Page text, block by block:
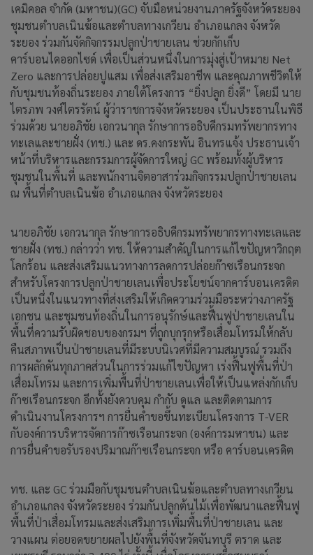
เคมิคอล จำกัด (มหาชน)(GC) จับมือหน่วยงานภาครัฐจังหวัดระยอง
ชุมชนตำบลเนินฆ้อและตำบลทางเกวียน อำเภอแกลง จังหวัด
ระยอง ร่วมกันจัดกิจกรรมปลูกป่าชายเลน ช่วยกักเก็บ
คาร์บอนไดออกไซด์ เพื่อเป็นส่วนหนึ่งในการมุ่งสู่เป้าหมาย Net
Zero และการปล่อยปูแสม เพื่อส่งเสริมอาชีพ และคุณภาพชีวิตให้
กับชุมชนท้องถิ่นระยอง ภายใต้โครงการ “ยิ่งปลูก ยิ่งดี” โดยมี นาย
ไตรภพ วงศ์ไตรรัตน์ ผู้ว่าราชการจังหวัดระยอง เป็นประธานในพิธี
ร่วมด้วย นายอภิชัย เอกวนากุล รักษาการอธิบดีกรมทรัพยากรทาง
ทะเลและชายฝั่ง (ทช.) และ ดร.คงกระพัน อินทรแจ้ง ประธานเจ้า
หน้าที่บริหารและกรรมการผู้จัดการใหญ่ GC พร้อมทั้งผู้บริหาร
ชุมชนในพื้นที่ และพนักงานจิตอาสาร่วมกิจกรรมปลูกป่าชายเลน
ณ พื้นที่ตำบลเนินฆ้อ อำเภอแกลง จังหวัดระยอง
นายอภิชัย เอกวนากุล รักษาการอธิบดีกรมทรัพยากรทางทะเลและ
ชายฝั่ง (ทช.) กล่าวว่า ทช. ให้ความสำคัญในการแก้ไขปัญหาวิกฤต
โลกร้อน และส่งเสริมแนวทางการลดการปล่อยก๊าซเรือนกระจก
สำหรับโครงการปลูกป่าชายเลนเพื่อประโยชน์จากคาร์บอนเครดิต
เป็นหนึ่งในแนวทางที่ส่งเสริมให้เกิดความร่วมมือระหว่างภาครัฐ
เอกชน และชุมชนท้องถิ่นในการอนุรักษ์และฟื้นฟูป่าชายเลนใน
พื้นที่ความรับผิดชอบของกรมฯ ที่ถูกบุกรุกหรือเสื่อมโทรมให้กลับ
คืนสภาพเป็นป่าชายเลนที่มีระบบนิเวศที่มีความสมบูรณ์ รวมถึง
การผลักดันทุกภาคส่วนในการร่วมแก้ไขปัญหา เร่งฟื้นฟูพื้นที่ป่า
เสื่อมโทรม และการเพิ่มพื้นที่ป่าชายเลนเพื่อให้เป็นแหล่งกักเก็บ
ก๊าซเรือนกระจก อีกทั้งยังควบคุม กำกับ ดูแล และติดตามการ
ดำเนินงานโครงการฯ การยื่นคำขอขึ้นทะเบียนโครงการ T-VER
กับองค์การบริหารจัดการก๊าซเรือนกระจก (องค์การมหาชน) และ
การยื่นคำขอรับรองปริมาณก๊าซเรือนกระจก หรือ คาร์บอนเครดิต
ทช. และ GC ร่วมมือกับชุมชนตำบลเนินฆ้อและตำบลทางเกวียน
อำเภอแกลง จังหวัดระยอง ร่วมกันปลูกต้นไม้เพื่อพัฒนาและฟื้นฟู
พื้นที่ป่าเสื่อมโทรมและส่งเสริมการเพิ่มพื้นที่ป่าชายเลน และ
วางแผน ต่อยอดขยายผลไปยังพื้นที่จังหวัดจันทบุรี ตราด และ